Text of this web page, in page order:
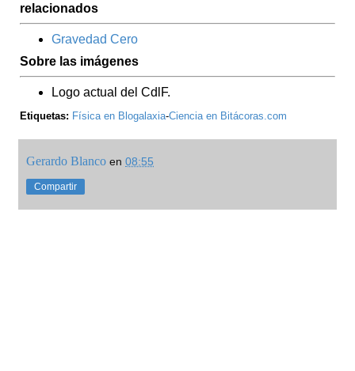
relacionados
Gravedad Cero
Sobre las imágenes
Logo actual del CdlF.
Etiquetas: Física en Blogalaxia-Ciencia en Bitácoras.com
Gerardo Blanco en 08:55
Compartir